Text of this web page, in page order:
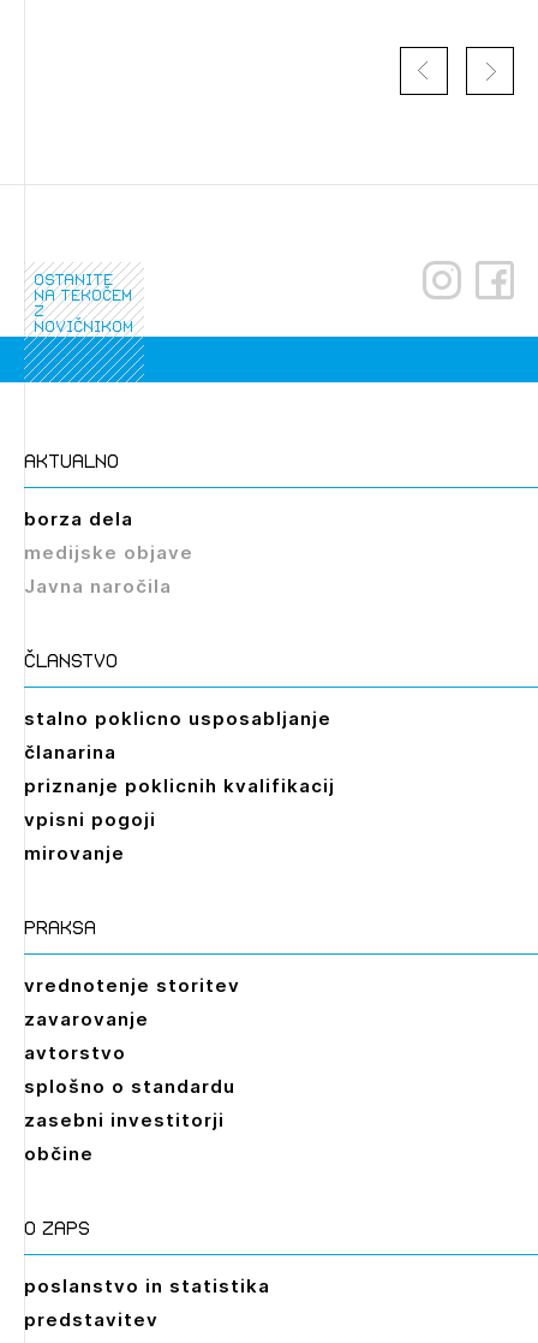
Izbrana vsebina je namenjena le ZAPS
registriranim uporabnikom. Da lahko do nje
PRIJAVITE SE
ostanite
na tekočem
z
novičnikom
aktualno
borza dela
medijske objave
Javna naročila
članstvo
stalno poklicno usposabljanje
članarina
priznanje poklicnih kvalifikacij
vpisni pogoji
mirovanje
praksa
vrednotenje storitev
zavarovanje
avtorstvo
splošno o standardu
zasebni investitorji
občine
O zaps
poslanstvo in statistika
predstavitev